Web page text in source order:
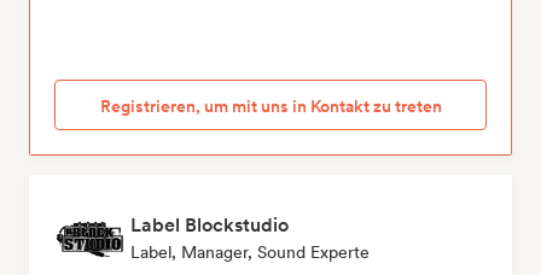
Registrieren, um mit uns in Kontakt zu treten
Label Blockstudio
Label, Manager, Sound Experte